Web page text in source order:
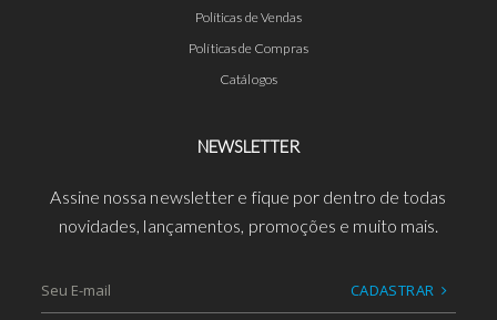
Políticas de Vendas
Políticas de Compras
Catálogos
NEWSLETTER
Assine nossa newsletter e fique por dentro de todas
novidades, lançamentos, promoções e muito mais.
CADASTRAR